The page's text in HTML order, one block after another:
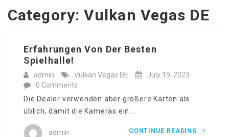
Category:Vulkan Vegas DE
Erfahrungen Von Der Besten
Spielhalle!
admin Vulkan Vegas DE
July 19, 2023
0 Comments
Die Dealer verwenden aber größere Karten als
üblich, damit die Kameras ein...
admin CONTINUE READING